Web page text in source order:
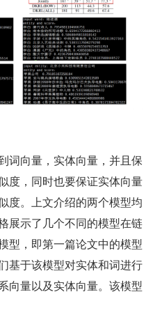
词向量，实体向量，并且保
度，同时也要保证实体向量
度。上文介绍的两个模型均
展示了几个不同的模型在链
型，即第一篇论文中的模型
基于该模型对实体和词进行
向量以及实体向量。该模型